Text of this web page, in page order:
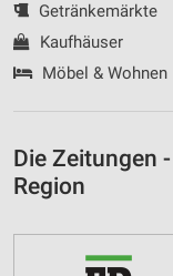
Getränkemärkte
Kaufhäuser
Möbel & Wohnen
Die Zeitungen
Region